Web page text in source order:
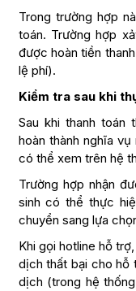
Trong trường hợp
toán. Trường hợp
được hoàn tiền
lệ phí).
Kiểm tra sau khi
Sau khi thanh toán
hoàn thành nghĩa
có thể xem trên hệ
Trường hợp nhận
sinh có thể thực
chuyển sang lựa
Khi gọi hotline hỗ
dịch thất bại cho hỗ
dịch (trong hệ